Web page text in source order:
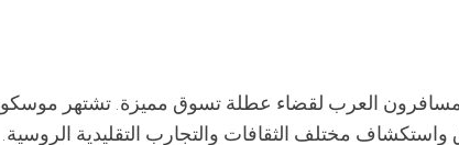
العرب لقضاء عطلة تسوق مميزة. تشتهر موسكو
واستكشاف مختلف الثقافات والتجارب التقليدية الروسية.